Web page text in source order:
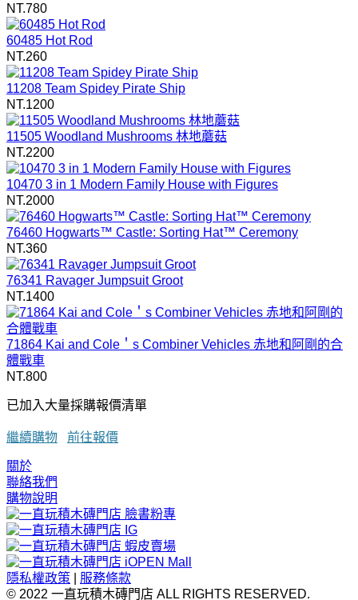
NT.780
60485 Hot Rod
NT.260
11208 Team Spidey Pirate Ship
NT.1200
11505 Woodland Mushrooms 林地蘑菇
NT.2200
10470 3 in 1 Modern Family House with Figures
NT.2000
76460 Hogwarts™ Castle: Sorting Hat™ Ceremony
NT.360
76341 Ravager Jumpsuit Groot
NT.1400
71864 Kai and Cole＇s Combiner Vehicles 赤地和阿剛的合
體戰車
NT.800
已加入大量採購報價清單
繼續購物 前往報價
關於
聯絡我們
購物說明
隱私權政策
服務條款
© 2022 一直玩積木磚門店 ALL RIGHTS RESERVED.